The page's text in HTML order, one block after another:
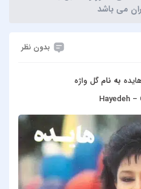
می باشد
بدون نظر
به نامگل واژه
Hayedeh